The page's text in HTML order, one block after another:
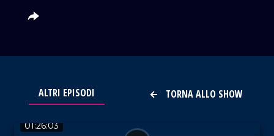
TORNA ALLO SHOW
ALTRI EPISODI
01:26:03